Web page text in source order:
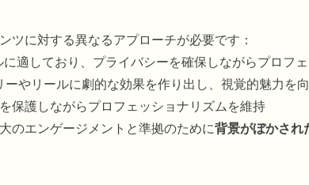
ツに対する異なるアプローチが必要です：
適しており、プライバシーを確保しながらプロフ
ーやリールに劇的な効果を作り出し、視覚的魅力を
保護しながらプロフェッショナリズムを維持
のエンゲージメントと準拠のために背景がぼかされ